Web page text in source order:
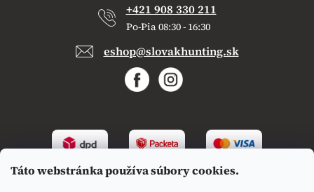
Táto webstránka používa súbory cookies.
+421 908 330 211
Po-Pia 08:30 - 16:30
eshop@slovakhunting.sk